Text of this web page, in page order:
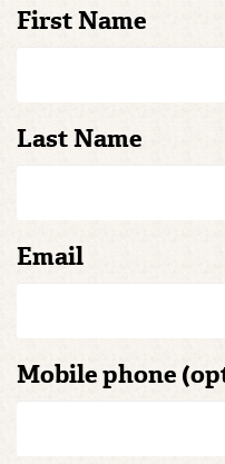
First Name
Last Name
Email
Mobile phone